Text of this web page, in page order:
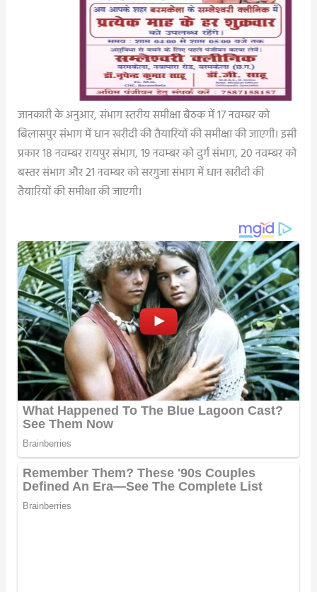
जानकारी के अनुआर, संभाग स्तरीय समीक्षा बैठक में 17 नवम्बर को
बिलासपुर संभाग में धान खरीदी की तैयारियों की समीक्षा की जाएगी। इसी
प्रकार 18 नवम्बर रायपुर संभाग, 19 नवम्बर को दुर्ग संभाग, 20 नवम्बर को
बस्तर संभाग और 21 नवम्बर को सरगुजा संभाग में धान खरीदी की
तैयारियों की समीक्षा की जाएगी।